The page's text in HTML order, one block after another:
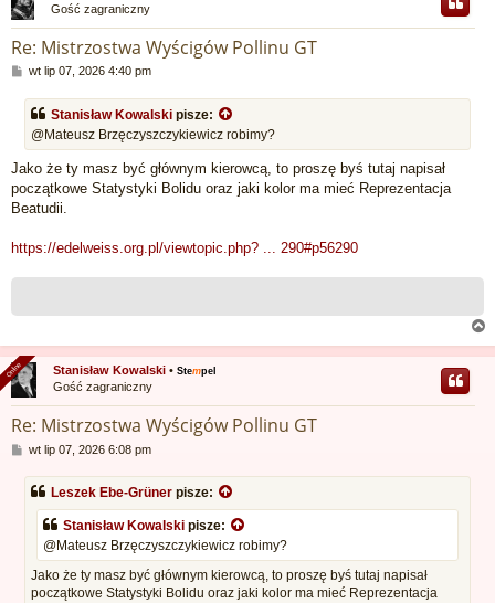
Gość zagraniczny
Re: Mistrzostwa Wyścigów Pollinu GT
P
s
wt lip 07, 2026 4:40 pm
Stanisław Kowalski pisze:
@Mateusz Brzęczyszczykiewicz robimy?
Jako że ty masz być głównym kierowcą, to proszę byś tutaj napisał
początkowe Statystyki Bolidu oraz jaki kolor ma mieć Reprezentacja
Beatudii.
https://edelweiss.org.pl/viewtopic.php? ... 290#p56290
a
g
Stanisław Kowalski •Stempel
Gość zagraniczny
Re: Mistrzostwa Wyścigów Pollinu GT
P
s
wt lip 07, 2026 6:08 pm
Leszek Ebe-Grüner pisze:
Stanisław Kowalski pisze:
@Mateusz Brzęczyszczykiewicz robimy?
Jako że ty masz być głównym kierowcą, to proszę byś tutaj napisał
początkowe Statystyki Bolidu oraz jaki kolor ma mieć Reprezentacja
Online
Online